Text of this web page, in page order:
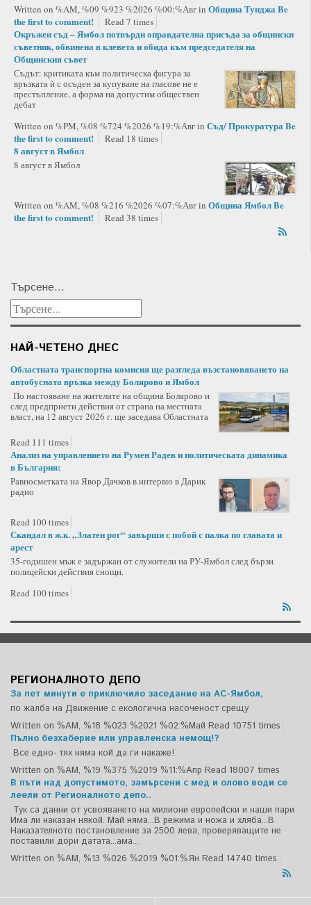
Written on %AM, %09 %923 %2026 %00:%Авгin Община ТунджаBe
the first to comment!
Read 7 times
Окръжен съд – Ямбол потвърди оправдателна присъда за общински
съветник, обвинена в клевета и обида към председателя на
Общинския съвет
Съдът: критиката към политическа фигура за
връзката ѝ с осъден за купуване на гласове не е
престъпление, а форма на допустим обществен
дебат
Written on %PM, %08 %724 %2026 %19:%Авгin Съд/ ПрокуратураBe
the first to comment!
Read 18 times
8 август в Ямбол
8 август в Ямбол
Written on %AM, %08 %216 %2026 %07:%Авгin Община ЯмболBe
the first to comment!
Read 38 times
Търсене...
НАЙ-ЧЕТЕНО ДНЕС
Областната транспортна комисия ще разгледа възстановяването на
автобусната връзка между Болярово и Ямбол
По настояване на жителите на община Болярово и
след предприети действия от страна на местната
власт, на 12 август 2026 г. ще заседава Областната
Read 111 times
Анализ на управлението на Румен Радев и политическата динамика
в България:
Равносметката на Явор Дачков в интервю в Дарик
радио
Read 100 times
Скандал в ж.к. „Златен рог“ завърши с побой с палка по главата и
арест
35-годишен мъж е задържан от служители на РУ-Ямбол след бързи
полицейски действия снощи.
Read 100 times
РЕГИОНАЛНОТО ДЕПО
За пет минути е приключило заседание на АС-Ямбол,
по жалба на Движение с екологична насоченост срещу
Written on %AM, %18 %023 %2021 %02:%Май Read 10751 times
Пълно безхаберие или управленска немощ!?
Все едно- тях няма кой да ги накаже!
Written on %AM, %19 %375 %2019 %11:%Апр Read 18007 times
В пъти над допустимото, замърсени с мед и олово води се
леели от Регионалното депо..
Тук са данни от усвояването на милиони европейски и наши пари
Има ли наказан някой. Май няма...В режима и ножа и хляба...В
Наказателното постановление за 2500 лева, проверяващите не
поставили дори датата...ама...
Written on %AM, %13 %026 %2019 %01:%Ян Read 14740 times